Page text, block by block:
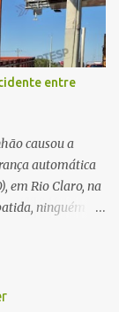
entre
causou a
automática
em Rio Claro, na
ninguém
cobrança.